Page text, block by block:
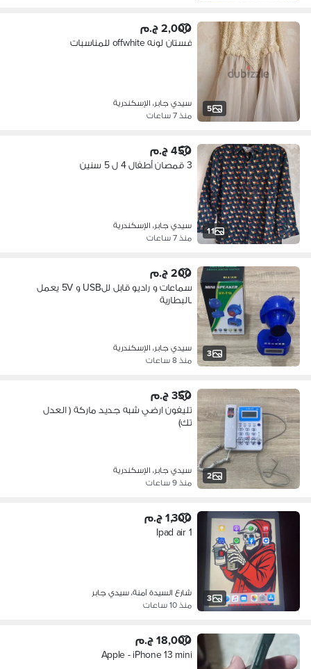
5
2,000 ج.م
فستان لونه offwhite للمناسبات
سيدي جابر، الإسكندرية
منذ 7 ساعات
11
450 ج.م
3 قمصان أطفال 4 ل 5 سنين
سيدي جابر، الإسكندرية
منذ 7 ساعات
3
200 ج.م
سماعات و راديو قابل للUSB و 5V يعمل
بالبطارية
سيدي جابر، الإسكندرية
منذ 8 ساعات
2
350 ج.م
تليفون ارضي شبه جديد ماركة ( العدل
تك)
سيدي جابر، الإسكندرية
منذ 9 ساعات
3
1,300 ج.م
Ipad air 1
شارع السيدة آمنة، سيدي جابر
منذ 10 ساعات
18,000 ج.م
Apple - iPhone 13 mini